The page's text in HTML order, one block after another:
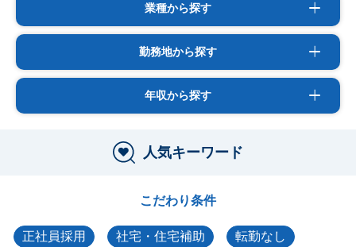
業種から探す
勤務地から探す
年収から探す
人気キーワード
こだわり条件
正社員採用 社宅・住宅補助 転勤なし